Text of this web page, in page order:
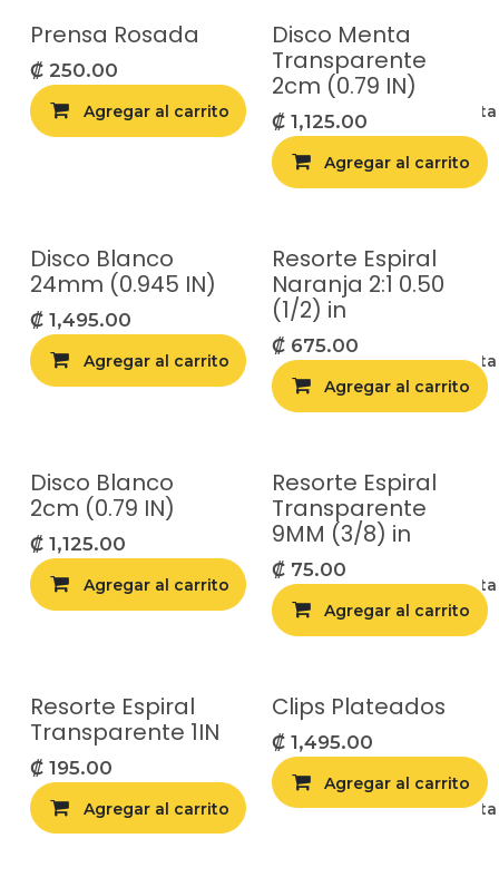
Prensa Rosada
₡ 250.00
Agregar al carrito Agregar a la
Disco Menta
Transparente
2cm (0.79 IN)
₡ 1,125.00
Agregar al carrito
Disco Blanco
24mm (0.945 IN)
₡ 1,495.00
Agregar al carrito Agregar a la
Resorte Espiral
Naranja 2:1 0.50
(1/2) in
₡ 675.00
Agregar al carrito
Disco Blanco
2cm (0.79 IN)
₡ 1,125.00
Agregar al carrito Agregar a la
Resorte Espiral
Transparente
9MM (3/8) in
₡ 75.00
Agregar al carrito
Resorte Espiral
Transparente 1IN
₡ 195.00
Agregar al carrito Agregar a la
Clips Plateados
₡ 1,495.00
Agregar al carrito